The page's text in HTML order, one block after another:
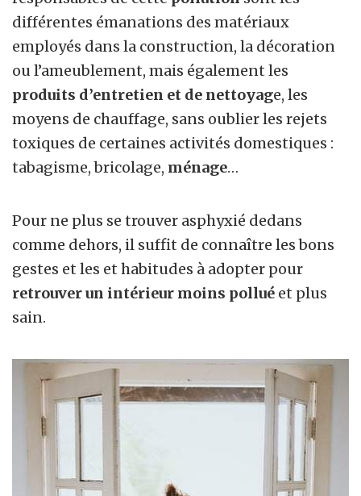
différentes émanations des matériaux
employés dans la construction, la décoration
ou l’ameublement, mais également les
produits d’entretien et de nettoyage, les
moyens de chauffage, sans oublier les rejets
toxiques de certaines activités domestiques :
tabagisme, bricolage, ménage…
Pour ne plus se trouver asphyxié dedans
comme dehors, il suffit de connaître les bons
gestes et les et habitudes à adopter pour
retrouver un intérieur moins pollué et plus
sain.